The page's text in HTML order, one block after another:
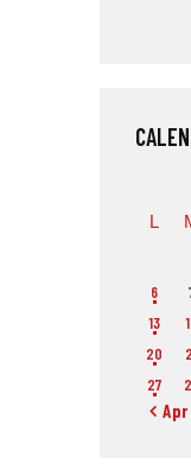
L
6
13
20
27
« Apr